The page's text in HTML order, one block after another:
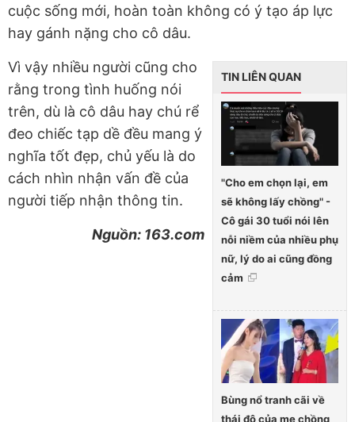
cuộc sống mới, hoàn toàn không có ý tạo áp lực
hay gánh nặng cho cô dâu.
TIN LIÊN QUAN
"Cho em chọn lại, em
sẽ không lấy chồng" -
Cô gái 30 tuổi nói lên
nỗi niềm của nhiều phụ
nữ, lý do ai cũng đồng
cảm
Bùng nổ tranh cãi về
thái độ của mẹ chồng
Vì vậy nhiều người cũng cho
rằng trong tình huống nói
trên, dù là cô dâu hay chú rể
đeo chiếc tạp dề đều mang ý
nghĩa tốt đẹp, chủ yếu là do
cách nhìn nhận vấn đề của
người tiếp nhận thông tin.
Nguồn: 163.com